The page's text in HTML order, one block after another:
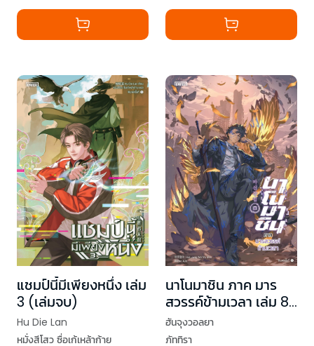
แชมป์นี้มีเพียงหนึ่ง เล่ม
3 (เล่มจบ)
Hu Die Lan
หมั่งสีโสว ซื่อเก้เหล้าก้าย
นาโนมาชิน ภาค มาร
สวรรค์ข้ามเวลา เล่ม 8
(เล่มจบ)
ฮันจุงวอลยา
ภัททิรา